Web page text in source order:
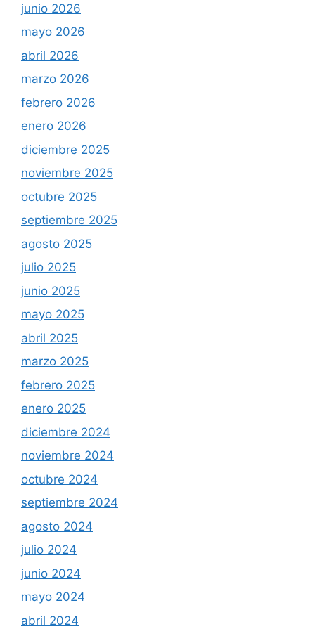
junio 2026
mayo 2026
abril 2026
marzo 2026
febrero 2026
enero 2026
diciembre 2025
noviembre 2025
octubre 2025
septiembre 2025
agosto 2025
julio 2025
junio 2025
mayo 2025
abril 2025
marzo 2025
febrero 2025
enero 2025
diciembre 2024
noviembre 2024
octubre 2024
septiembre 2024
agosto 2024
julio 2024
junio 2024
mayo 2024
abril 2024